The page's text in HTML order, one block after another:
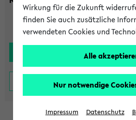
Wirkung für die Zukunft
finden Sie auch zusätzliche
verwendeten Cookies und
Alle
Nur notwendige
Impressum Datenschutz